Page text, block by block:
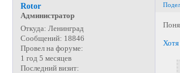
Rotor
Администратор
Откуда: Ленинград
Сообщений: 18846
Провел на форуме:
1 год 5 месяцев
Последний визит:
Хотя